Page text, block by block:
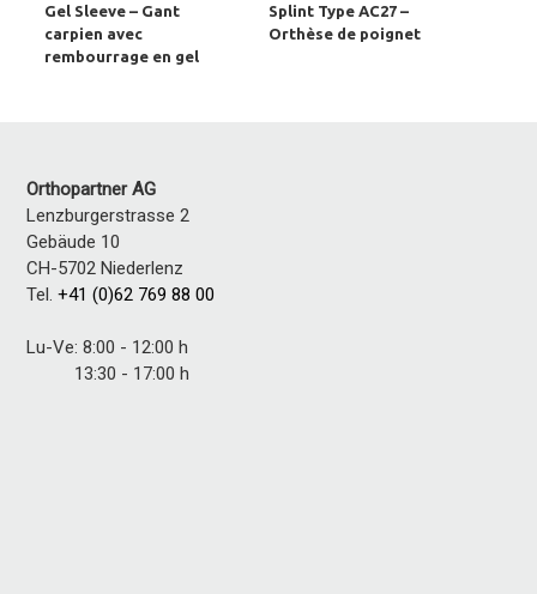
Gel Sleeve – Gant
carpien avec
rembourrage en gel
Splint Type AC27 –
Orthèse de poignet
Orthopartner AG
Lenzburgerstrasse 2
Gebäude 10
CH-5702 Niederlenz
Tel.+41 (0)62 769 88 00
Lu-Ve: 8:00 - 12:00 h
13:30 - 17:00 h